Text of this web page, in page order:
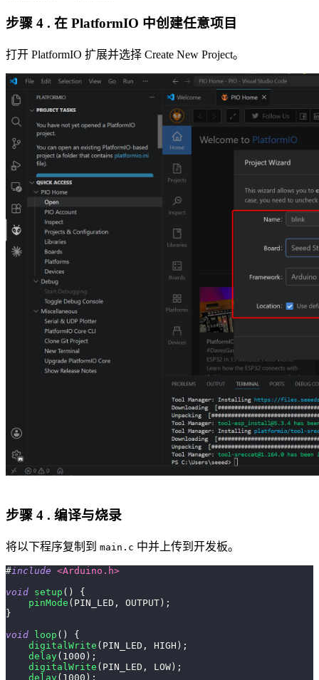
步骤 4 . 在 PlatformIO 中创建任意项目
打开 PlatformIO 扩展并选择 Create New Project。
步骤 4 . 编译与烧录
将以下程序复制到 main.c 中并上传到开发板。
#include <Arduino.h>
void setup ( )
{
pinMode ( PIN_LED , OUTPUT ) ;
}
void
loop ( )
{
digitalWrite ( PIN_LED , HIGH ) ;
delay( 1000 ) ;
digitalWrite ( PIN_LED , LOW ) ;
delay( 1000 ) ;